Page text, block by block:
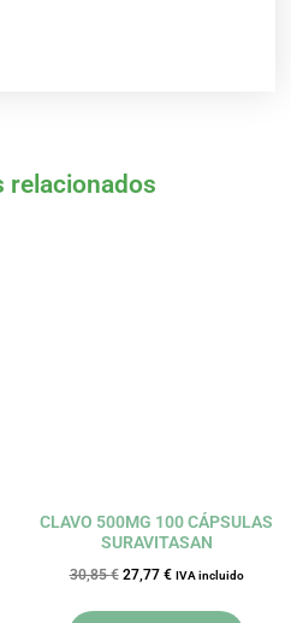
relacionados
CLAVO 500MG 100 CÁPSULAS
SURAVITASAN
30,85€ 27,77 € IVA incluido